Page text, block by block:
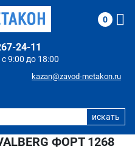
9:00 до 18:00
24-11
kazan@zavod-metakon.ru
0
ФОРТ 1268